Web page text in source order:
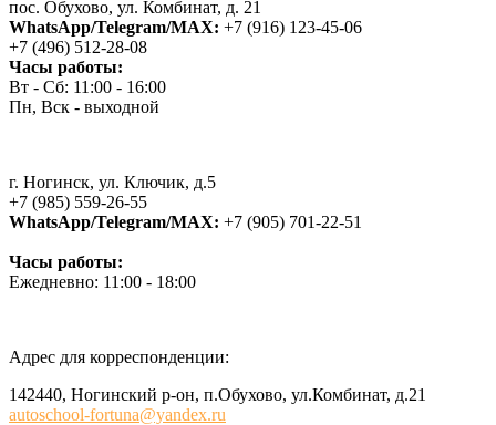
пос. Обухово, ул. Комбинат, д. 21
WhatsApp/Telegram/MAX: +7 (916) 123-45-06
+7 (496) 512-28-08
Часы работы:
Вт - Сб: 11:00 - 16:00
Пн, Вск - выходной
г. Ногинск, ул. Ключик, д.5
+7 (985) 559-26-55
WhatsApp/Telegram/MAX: +7 (905) 701-22-51
Часы работы:
Ежедневно: 11:00 - 18:00
Адрес для корреспонденции:
142440, Ногинский р-он, п.Обухово, ул.Комбинат, д.21
autoschool-fortuna@yandex.ru